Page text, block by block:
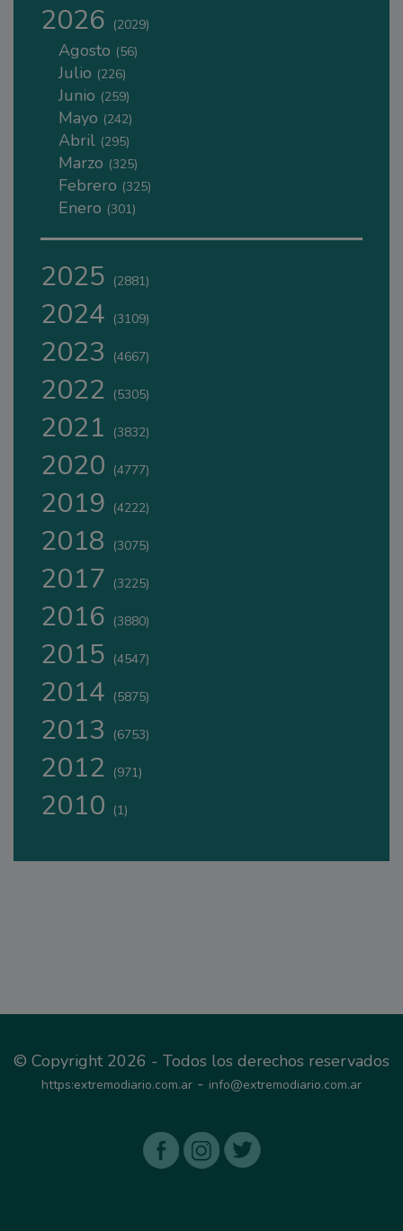
2026 (2029)
Agosto (56)
Julio (226)
Junio (259)
Mayo (242)
Abril (295)
Marzo (325)
Febrero (325)
Enero (301)
2025 (2881)
2024 (3109)
2023 (4667)
2022 (5305)
2021 (3832)
2020 (4777)
2019 (4222)
2018 (3075)
2017 (3225)
2016 (3880)
2015 (4547)
2014 (5875)
2013 (6753)
2012 (971)
2010 (1)
© Copyright 2026 - Todos los derechos reservados
https:extremodiario.com.ar - info@extremodiario.com.ar